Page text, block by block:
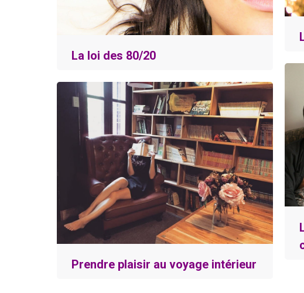
La loi des 80/20
Prendre plaisir au voyage intérieur